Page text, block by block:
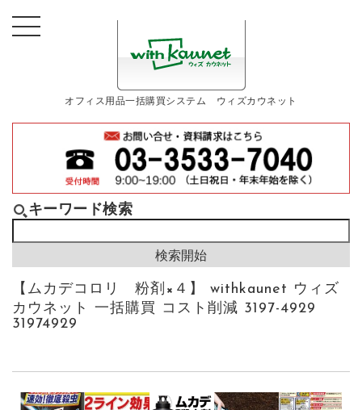
オフィス用品一括購買システム ウィズカウネット
キーワード検索
【ムカデコロリ 粉剤×４】 withkaunet ウィズ
カウネット 一括購買 コスト削減 3197-4929
31974929